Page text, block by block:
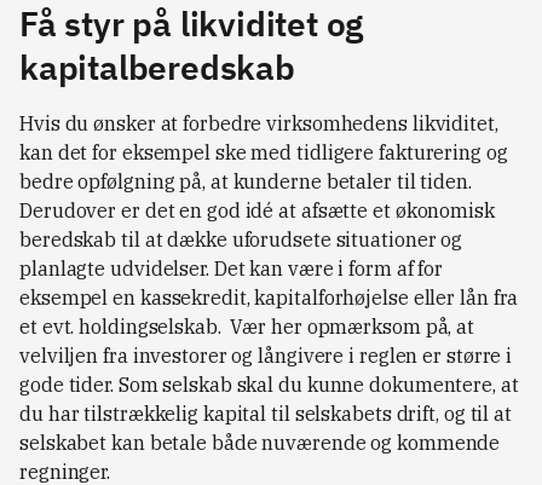
Få styr på likviditet og
kapitalberedskab
Hvis du ønsker at forbedre virksomhedens likviditet,
kan det for eksempel ske med tidligere fakturering og
bedre opfølgning på, at kunderne betaler til tiden.
Derudover er det en god idé at afsætte et økonomisk
beredskab til at dække uforudsete situationer og
planlagte udvidelser. Det kan være i form af for
eksempel en kassekredit, kapitalforhøjelse eller lån fra
et evt. holdingselskab. Vær her opmærksom på, at
velviljen fra investorer og långivere i reglen er større i
gode tider. Som selskab skal du kunne dokumentere, at
du har tilstrækkelig kapital til selskabets drift, og til at
selskabet kan betale både nuværende og kommende
regninger.